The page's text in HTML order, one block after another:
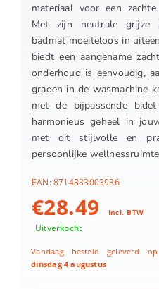
materiaal voor een
Met zijn neutrale grijze
badmat moeiteloos in
biedt een aangename
onderhoud is eenvoudig,
graden in de wasmachine
met de bijpassende
harmonieus geheel in
met dit stijlvolle en
persoonlijke
EAN:8714333003936
€28.49 Incl. BTW
Uitverkocht
Vandaag besteld geleverd op
dinsdag 4 augustus